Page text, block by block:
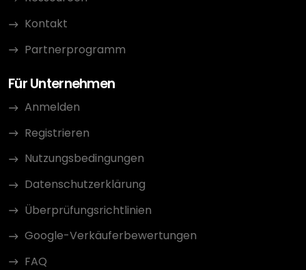
Kontakt
Partnerprogramm
Für Unternehmen
Anmelden
Registrieren
Nutzungsbedingungen
Datenschutzerklärung
Überprüfungsrichtlinien
Google-Verkäuferbewertungen
FAQ